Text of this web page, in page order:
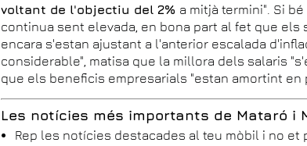
voltant de l'objectiu del 2% a mitjà termini". Si
continua sent elevada, en bona part al fet que
encara s'estan ajustant a l'anterior escalada
considerable", matisa que la millora dels salaris
que els beneficis empresarials "estan amortint en
Les notícies més importants de Mataró i
Rep les notícies destacades al teu mòbil i no et